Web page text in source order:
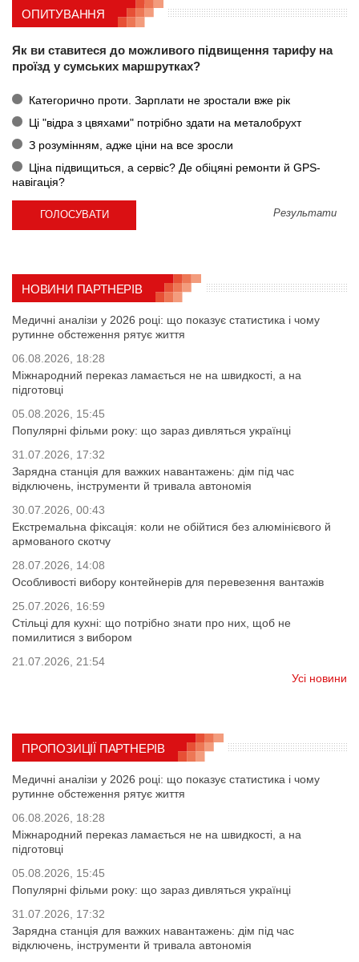
ОПИТУВАННЯ
Як ви ставитеся до можливого підвищення тарифу на
проїзд у сумських маршрутках?
Категорично проти. Зарплати не зростали вже рік
Ці "відра з цвяхами" потрібно здати на металобрухт
З розумінням, адже ціни на все зросли
Ціна підвищиться, а сервіс? Де обіцяні ремонти й GPS-
навігація?
Результати
НОВИНИ ПАРТНЕРІВ
Медичні аналізи у 2026 році: що показує статистика і чому
рутинне обстеження рятує життя
06.08.2026, 18:28
Міжнародний переказ ламається не на швидкості, а на
підготовці
05.08.2026, 15:45
Популярні фільми року: що зараз дивляться українці
31.07.2026, 17:32
Зарядна станція для важких навантажень: дім під час
відключень, інструменти й тривала автономія
30.07.2026, 00:43
Екстремальна фіксація: коли не обійтися без алюмінієвого й
армованого скотчу
28.07.2026, 14:08
Особливості вибору контейнерів для перевезення вантажів
25.07.2026, 16:59
Стільці для кухні: що потрібно знати про них, щоб не
помилитися з вибором
21.07.2026, 21:54
Усі новини
ПРОПОЗИЦІЇ ПАРТНЕРІВ
Медичні аналізи у 2026 році: що показує статистика і чому
рутинне обстеження рятує життя
06.08.2026, 18:28
Міжнародний переказ ламається не на швидкості, а на
підготовці
05.08.2026, 15:45
Популярні фільми року: що зараз дивляться українці
31.07.2026, 17:32
Зарядна станція для важких навантажень: дім під час
відключень, інструменти й тривала автономія